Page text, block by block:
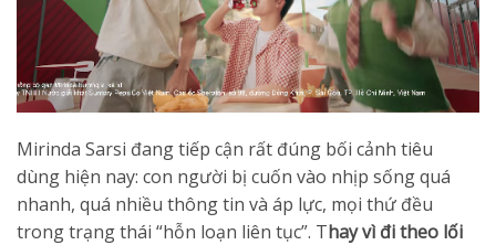
Mirinda Sarsi đang tiếp cận rất đúng bối cảnh tiêu
dùng hiện nay: con người bị cuốn vào nhịp sống quá
nhanh, quá nhiều thông tin và áp lực, mọi thứ đều
trong trạng thái “hỗn loạn liên tục”. Thay vì đi theo lối